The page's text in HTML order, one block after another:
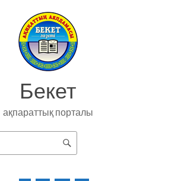
Бекет
ақпараттық порталы